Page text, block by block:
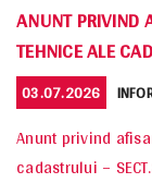
ANUNT PRIVIND
TEHNICE ALE
POSTED
ON
03.07.2026
Anunt privind
cadastrului –